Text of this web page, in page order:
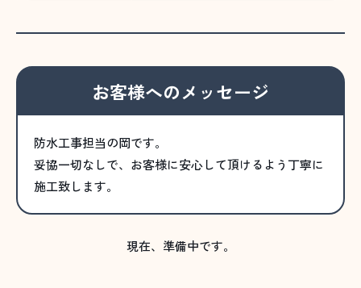
お客様へのメッセージ
防水工事担当の岡です。
妥協一切なしで、お客様に安心して頂けるよう丁寧に
施工致します。
現在、準備中です。